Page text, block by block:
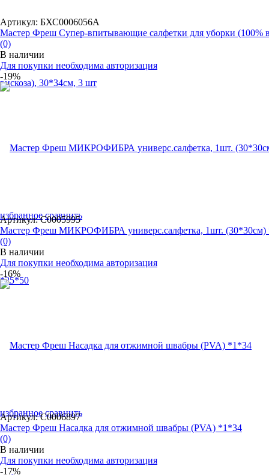
избранное сравнить
Артикул: БХС0006056А
Мастер Фреш Супер-впитывающие салфетки для уборки (100%
(0)
В наличии
Для покупки необходима авторизация
-19%
избранное сравнить
Артикул: С0005995
Мастер Фреш МИКРОФИБРА универс.салфетка, 1шт. (30*30см)
(0)
В наличии
Для покупки необходима авторизация
-16%
Артикул: С0006897
Мастер Фреш Насадка для отжимной швабры (PVA) *1*34
(0)
В наличии
Для покупки необходима авторизация
-17%